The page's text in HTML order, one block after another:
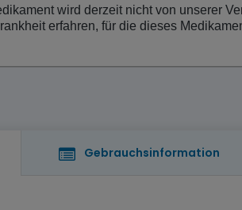
wird derzeit nicht von unserer
erfahren, für die dieses
Gebrauchsinformation